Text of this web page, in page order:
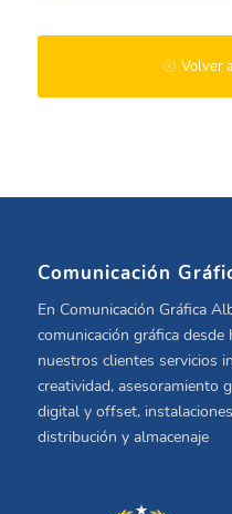
Volver
Comunicación
En Comunicación Gráfica
comunicación gráfica
nuestros clientes servicios
creatividad, asesoramiento
digital y offset,
distribución y almacenaje